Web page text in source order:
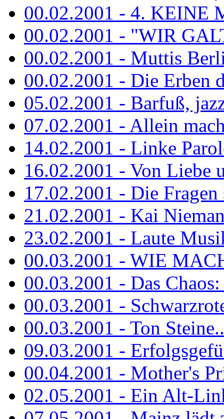
00.02.2001 - 4. KEINE
00.02.2001 - "WIR
00.02.2001 - Muttis
00.02.2001 - Die Erben
05.02.2001 - Barfuß,
07.02.2001 - Allein
14.02.2001 - Linke
16.02.2001 - Von Liebe
17.02.2001 - Die
21.02.2001 - Kai
23.02.2001 - Laute
00.03.2001 - WIE
00.03.2001 - Das
00.03.2001 -
00.03.2001 - Ton
09.03.2001 -
00.04.2001 - Mother's
02.05.2001 - Ein Alt-